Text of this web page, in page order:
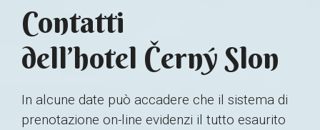
Contatti
dell’hotel Černý Slon
In alcune date può accadere che il sistema di
prenotazione on-line evidenzi il tutto esaurito